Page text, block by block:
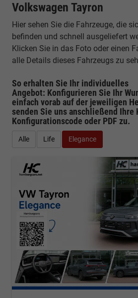
Volkswagen Tayron
Hier sehen Sie die Fahrzeuge, die
befinden und schnell ausgeliefert
Klicken Sie in das Foto oder einen
alle Details dieses Fahrzeugs zu
So erhalten Sie Ihr individuelles
Angebot: Konfigurieren Sie Ihr
einfach vorab auf der jeweiligen
senden Sie uns anschließend Ihre
Konfigurationscode oder PDF zu.
Alle Life Elegance